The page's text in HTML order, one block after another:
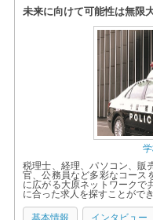
未来に向けて可能性は無限
税理士、経理、パソコン、販
官、公務員など多彩なコース
に広がる大原ネットワークで
に合った求人を探すことができ
基本情報 インタビュー